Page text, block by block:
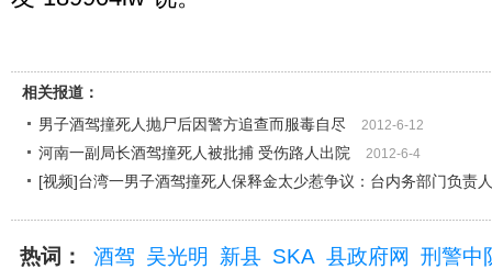
相关报道：
男子酒驾撞死人抛尸后因警方追查而服毒自尽
2012-6-12
河南一副局长酒驾撞死人被批捕 受伤路人出院 2012-6-4
[视频]台湾一男子酒驾撞死人保释金太少惹争议：台内务部门负责
热词： 酒驾 吴光明 新县 SKA 县政府网
刑警中